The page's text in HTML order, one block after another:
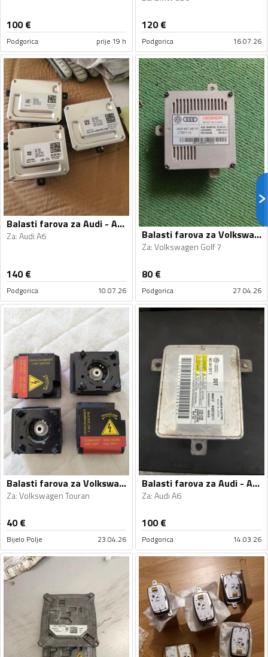
100€
Podgorica prije 19 h
120€
Podgorica 16.07.26
Balasti farova za Audi - A6 - 2012-2018
Za:Audi A6
140€
Podgorica 10.07.26
Balasti farova za Volkswagen - Golf 7 - 2013-2019
Za:Volkswagen Golf 7
80€
Podgorica 27.04.26
Balasti farova za Volkswagen - Touran - 2004
Za:Volkswagen Touran
40€
Bijelo Polje 23.04.26
Balasti farova za Audi - A6 - 2014
Za:Audi A6
100€
Podgorica 14.03.26